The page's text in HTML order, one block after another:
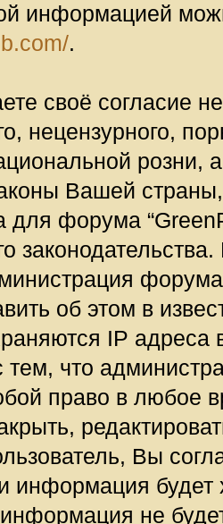
информацией
.
своё согласие
нецензурного,
розни,
Вашей страны,
для форума
об этом в
IP
тем, что
право в любое
Вы
информация будет
не